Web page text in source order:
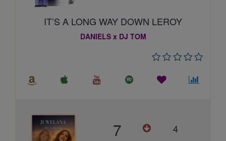
IT’S A LONG WAY DOWN LEROY
DANIELS x DJ TOM
7 4